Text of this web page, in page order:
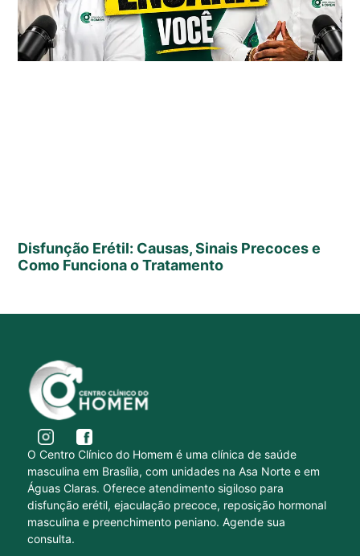
Disfunção Erétil: Causas, Sinais Precoces e
Como Funciona o Tratamento
O Centro Clínico do Homem é uma clínica de saúde
masculina em Brasília, com unidades na Asa Norte e em
Águas Claras. Oferece atendimento sigiloso para
disfunção erétil, ejaculação precoce, reposição hormonal
masculina e preenchimento peniano. Agende sua
consulta.